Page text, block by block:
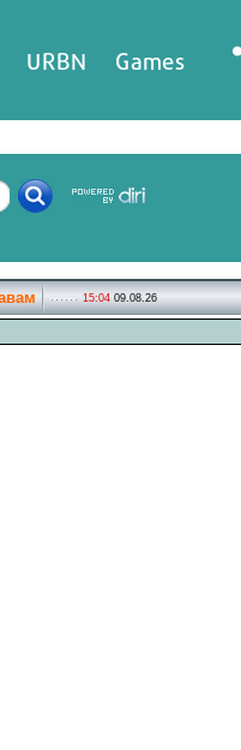
URBN Games
15:04 09.08.26